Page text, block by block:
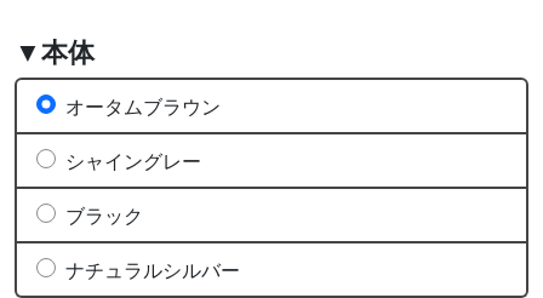
▼本体
オータムブラウン
シャイングレー
ブラック
ナチュラルシルバー